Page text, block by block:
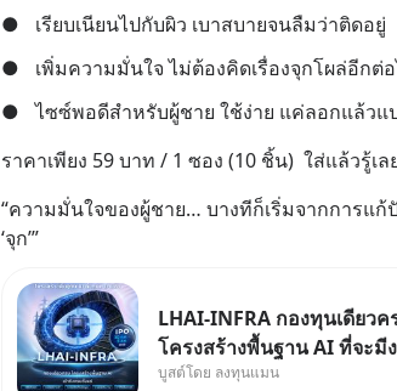
●
เรียบเนียนไปกับผิว เบาสบายจนลืมว่าติดอยู่
●
เพิ่มความมั่นใจ ไม่ต้องคิดเรื่องจุกโผล่อีกต่
●
ไซซ์พอดีสำหรับผู้ชาย ใช้ง่าย แค่ลอกแล้วแ
ราคาเพียง 59 บาท / 1 ซอง (10 ชิ้น)  ใส่แล้วรู้เ
“ความมั่นใจของผู้ชาย… บางทีก็เริ่มจากการแก้
‘จุก’”
LHAI-INFRA กองทุนเดียว
โครงสร้างพื้นฐาน AI ที่จะมี
ใหญ่ในประวัติศาสตร์ ที่เรียก
บูสต์โดย ลงทุนแมน